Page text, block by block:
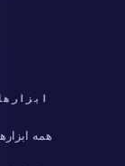
ابزارها
همه ابزارها